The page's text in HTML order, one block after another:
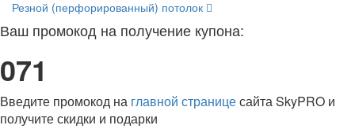
Резной (перфорированный) потолок
Ваш промокод на получение купона:
071
Введите промокод на главной страницесайта SkyPRO и
получите скидки и подарки